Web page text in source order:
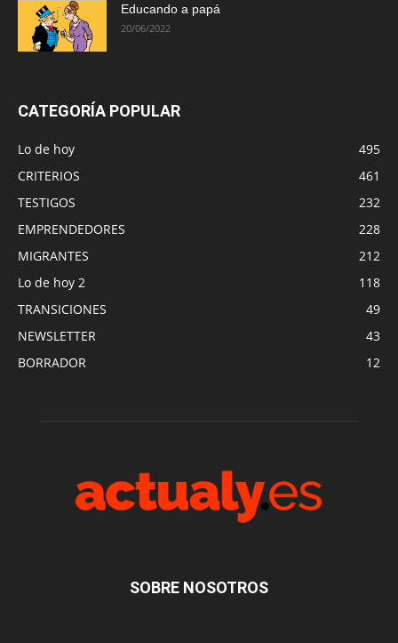
Educando a papá
20/06/2022
CATEGORÍA POPULAR
Lo de hoy
495
CRITERIOS
461
TESTIGOS
232
EMPRENDEDORES
228
MIGRANTES
212
Lo de hoy 2
118
TRANSICIONES
49
NEWSLETTER
43
BORRADOR
12
SOBRE NOSOTROS